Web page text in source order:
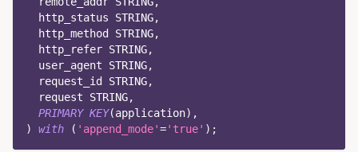
  http_status STRING
,
  http_method STRING
,
  http_refer STRING
,
  user_agent STRING
,
  request_id STRING
,
  request STRING
,
PRIMARY KEY(application) ,
)
with ( 'append_mode'='true' ) ;